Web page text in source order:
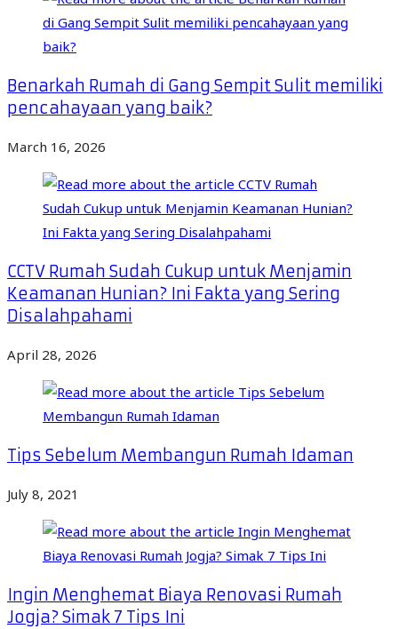
Benarkah Rumah di Gang Sempit Sulit memiliki
pencahayaan yang baik?
March 16, 2026
CCTV Rumah Sudah Cukup untuk Menjamin
Keamanan Hunian? Ini Fakta yang Sering
Disalahpahami
April 28, 2026
Tips Sebelum Membangun Rumah Idaman
July 8, 2021
Ingin Menghemat Biaya Renovasi Rumah
Jogja? Simak 7 Tips Ini